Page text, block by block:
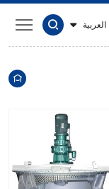
العربية